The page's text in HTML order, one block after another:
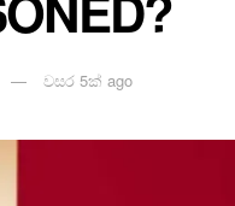
වසර 5ක් ago